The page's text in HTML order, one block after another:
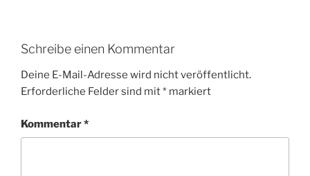
Schreibe einen Kommentar
Deine E-Mail-Adresse wird nicht veröffentlicht.
Erforderliche Felder sind mit* markiert
Kommentar*